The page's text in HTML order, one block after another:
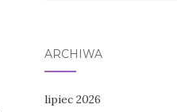
ARCHIWA
lipiec 2026